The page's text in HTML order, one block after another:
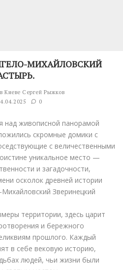
МИХАЙЛОВСКИЙ
Киеве Сергей Рыжков
0
живописной панорамой
скромные домики с
с величественными
уникальное место —
и загадочности,
осколок древней истории
Зверинецкий
территории, здесь царит
и бережного
прошлого. Каждый
в себе вековую историю,
людей, чьи жизни были